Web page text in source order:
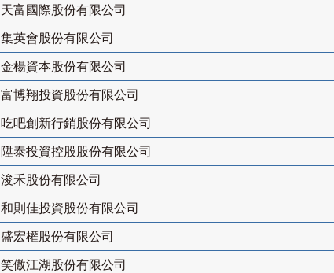
天富國際股份有限公司
集英會股份有限公司
金楊資本股份有限公司
富博翔投資股份有限公司
吃吧創新行銷股份有限公司
陞泰投資控股股份有限公司
浚禾股份有限公司
和則佳投資股份有限公司
盛宏權股份有限公司
笑傲江湖股份有限公司